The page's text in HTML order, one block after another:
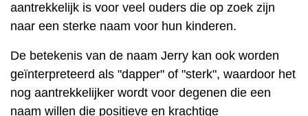
aantrekkelijk is voor veel ouders die op zoek zijn
naar een sterke naam voor hun kinderen.
De betekenis van de naam Jerry kan ook worden
geïnterpreteerd als "dapper" of "sterk", waardoor het
nog aantrekkelijker wordt voor degenen die een
naam willen die positieve en krachtige